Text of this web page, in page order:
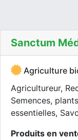
Sanctum
Agriculture
Agricultureur,
Semences,
essentielles,
Produits en